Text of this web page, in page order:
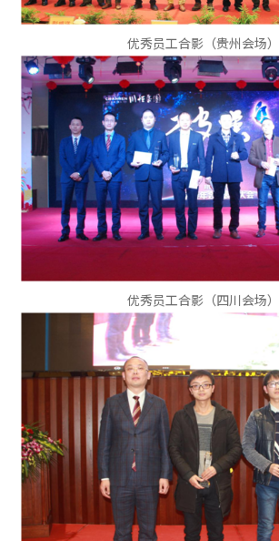
优秀员工合影（贵州会场）
优秀员工合影（四川会场）